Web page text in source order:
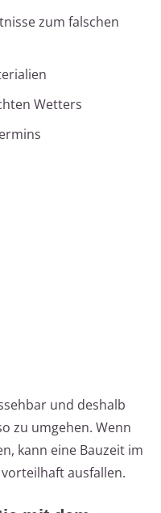
zum falschen
Wetters
und deshalb
zu umgehen. Wenn
kann eine Bauzeit im
ausfallen.